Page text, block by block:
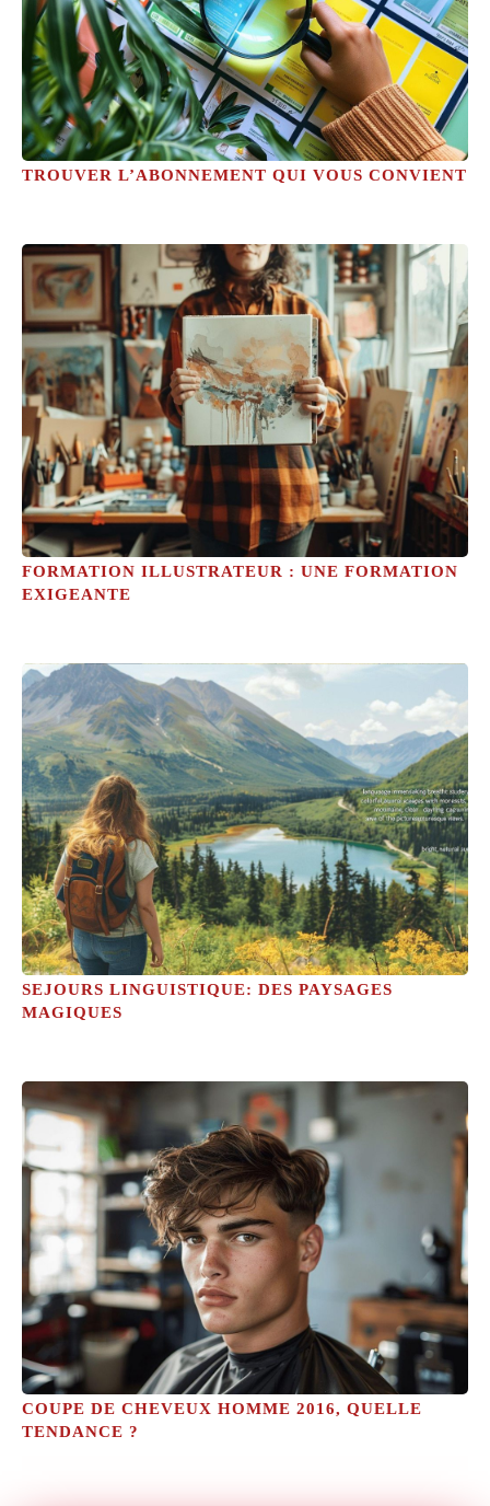
TROUVER L’ABONNEMENT QUI VOUS CONVIENT
FORMATION ILLUSTRATEUR : UNE FORMATION
EXIGEANTE
SEJOURS LINGUISTIQUE: DES PAYSAGES
MAGIQUES
COUPE DE CHEVEUX HOMME 2016, QUELLE
TENDANCE ?